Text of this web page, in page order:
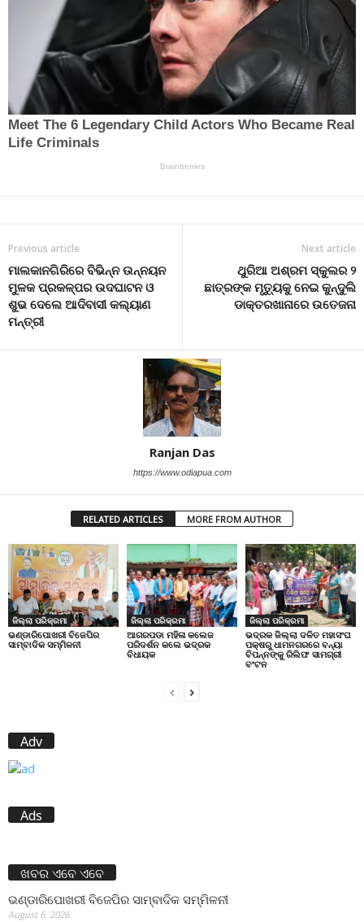
Previous article
ମାଲକାନଗିରିରେ ବିଭିନ୍ନ ଉନ୍ନୟନ
ମୁଳକ ପ୍ରକଳ୍ପର ଉଦଘାଟନ ଓ
ଶୁଭ ଦେଲେ ଆଦିବାସୀ କଲ୍ୟାଣ
ମନ୍ତ୍ରୀ
Next article
ଥୁରିଆ ଅଶ୍ରମ ସ୍କୁଲର ୨
ଛାତ୍ରଙ୍କ ମୃତ୍ୟୁକୁ ନେଇ କୁନ୍ଦୁଲି
ଡାକ୍ତରଖାନାରେ ଉତେଜନା
Ranjan Das
https://www.odiapua.com
RELATED ARTICLES MORE FROM AUTHOR
ଜିଲ୍ଲା ପରିକ୍ରମା
ଭଣ୍ଡାରିପୋଖରୀ ବିଜେପିର
ସାମ୍ବାଦିକ ସମ୍ମିଳନୀ
ଜିଲ୍ଲା ପରିକ୍ରମା
ଆଗରପଡା ମହିଳା କଲେଜ
ପରିଦର୍ଶନ କଲେ ଭଦ୍ରକ
ବିଧାୟକ
ଜିଲ୍ଲା ପରିକ୍ରମା
ଭଦ୍ରକ ଜିଲ୍ଲା ଦଳିତ ମହାସଂଘ
ପକ୍ଷରୁ ଧାମନଗରରେ ବନ୍ୟା
ବିପନ୍ନଙ୍କୁ ରିଲିଫ ସାମଗ୍ରୀ
ବଂଟନ
Adv
Ads
ଖବର ଏବେ ଏବେ
ଭଣ୍ଡାରିପୋଖରୀ ବିଜେପିର ସାମ୍ବାଦିକ ସମ୍ମିଳନୀ
August 6, 2026